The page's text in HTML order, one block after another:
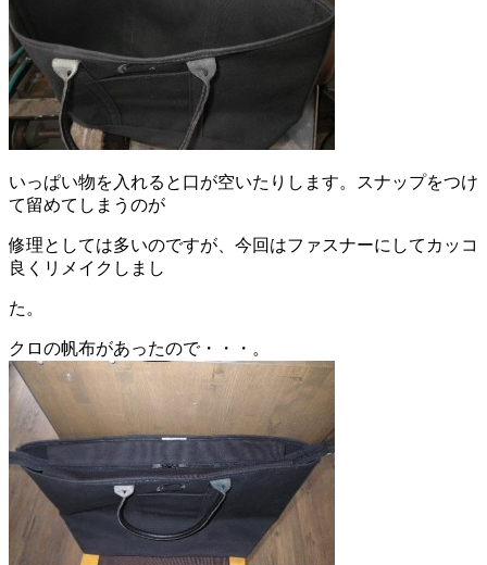
いっぱい物を入れると口が空いたりします。スナップをつけ
て留めてしまうのが
修理としては多いのですが、今回はファスナーにしてカッコ
良くリメイクしまし
た。
クロの帆布があったので・・・。